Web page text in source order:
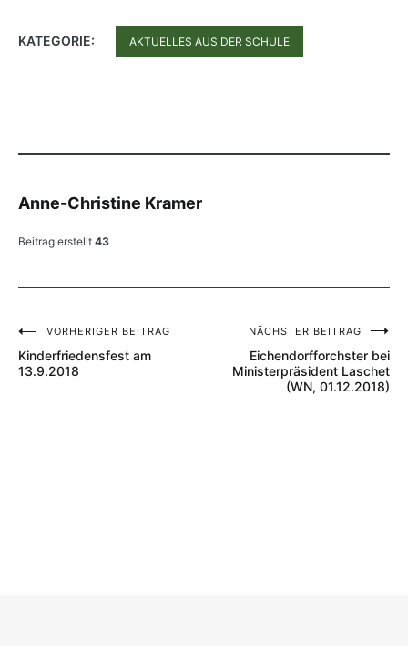
KATEGORIE: AKTUELLES AUS DER SCHULE
Anne-Christine Kramer
Beitrag erstellt 43
Beitragsnavigation
VORHERIGER BEITRAG
Kinderfriedensfest am
13.9.2018
NÄCHSTER BEITRAG
Eichendorfforchster bei
Ministerpräsident Laschet
(WN, 01.12.2018)